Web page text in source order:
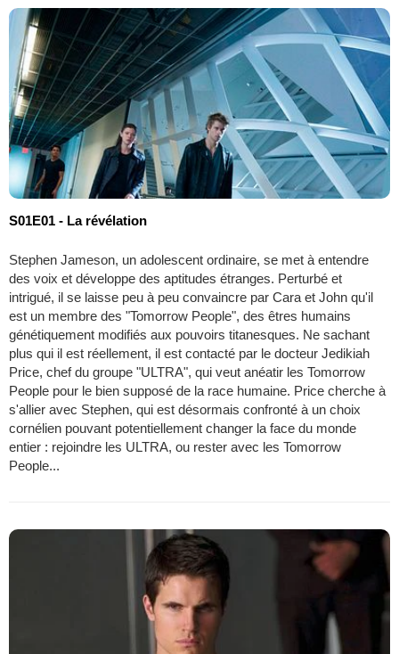
S01E01 - La révélation
Stephen Jameson, un adolescent ordinaire, se met à entendre
des voix et développe des aptitudes étranges. Perturbé et
intrigué, il se laisse peu à peu convaincre par Cara et John qu'il
est un membre des "Tomorrow People", des êtres humains
génétiquement modifiés aux pouvoirs titanesques. Ne sachant
plus qui il est réellement, il est contacté par le docteur Jedikiah
Price, chef du groupe "ULTRA", qui veut anéatir les Tomorrow
People pour le bien supposé de la race humaine. Price cherche à
s'allier avec Stephen, qui est désormais confronté à un choix
cornélien pouvant potentiellement changer la face du monde
entier : rejoindre les ULTRA, ou rester avec les Tomorrow
People...